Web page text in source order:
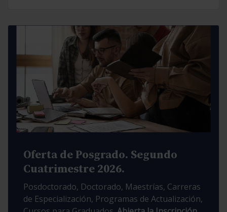
Oferta de Posgrado. Segundo
Cuatrimestre 2026.
Posdoctorado, Doctorado, Maestrías, Carreras
de Especialización, Programas de Actualización,